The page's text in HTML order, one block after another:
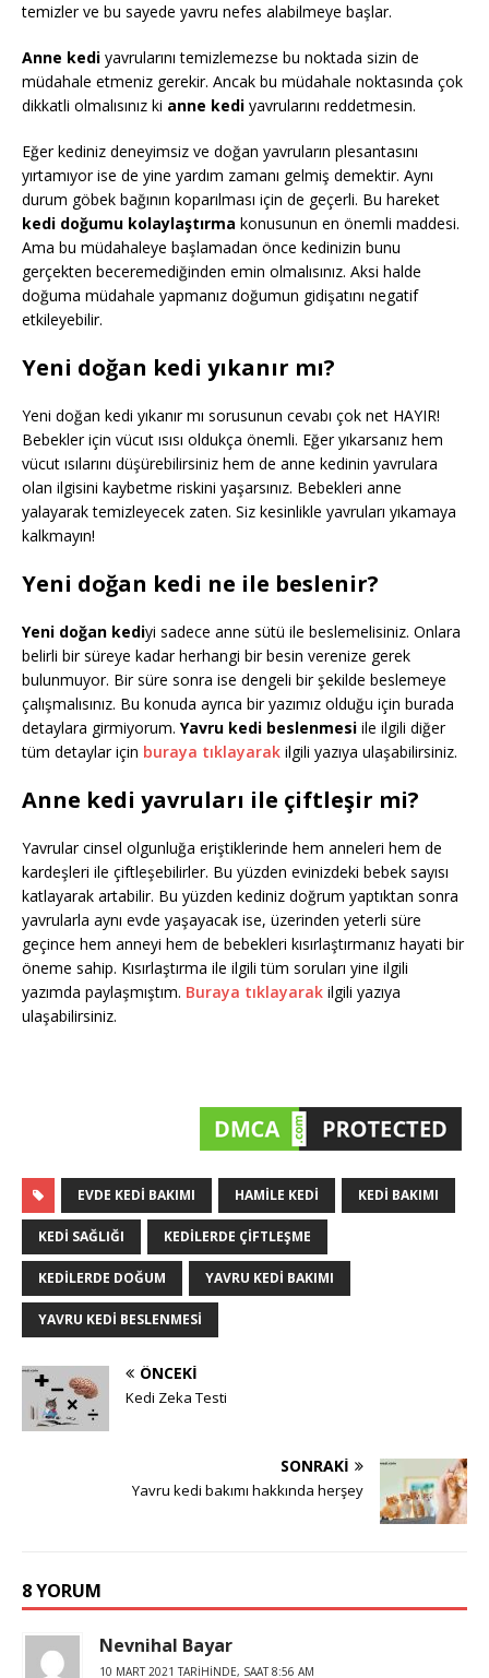
temizler ve bu sayede yavru nefes alabilmeye başlar.
Anne kedi yavrularını temizlemezse bu noktada sizin de
müdahale etmeniz gerekir. Ancak bu müdahale noktasında çok
dikkatli olmalısınız ki anne kedi yavrularını reddetmesin.
Eğer kediniz deneyimsiz ve doğan yavruların plesantasını
yırtamıyor ise de yine yardım zamanı gelmiş demektir. Aynı
durum göbek bağının koparılması için de geçerli. Bu hareket
kedi doğumu kolaylaştırma konusunun en önemli maddesi.
Ama bu müdahaleye başlamadan önce kedinizin bunu
gerçekten beceremediğinden emin olmalısınız. Aksi halde
doğuma müdahale yapmanız doğumun gidişatını negatif
etkileyebilir.
Yeni doğan kedi yıkanır mı?
Yeni doğan kedi yıkanır mı sorusunun cevabı çok net HAYIR!
Bebekler için vücut ısısı oldukça önemli. Eğer yıkarsanız hem
vücut ısılarını düşürebilirsiniz hem de anne kedinin yavrulara
olan ilgisini kaybetme riskini yaşarsınız. Bebekleri anne
yalayarak temizleyecek zaten. Siz kesinlikle yavruları yıkamaya
kalkmayın!
Yeni doğan kedi ne ile beslenir?
Yeni doğan kediyi sadece anne sütü ile beslemelisiniz. Onlara
belirli bir süreye kadar herhangi bir besin verenize gerek
bulunmuyor. Bir süre sonra ise dengeli bir şekilde beslemeye
çalışmalısınız. Bu konuda ayrıca bir yazımız olduğu için burada
detaylara girmiyorum. Yavru kedi beslenmesi ile ilgili diğer
tüm detaylar için buraya tıklayarak ilgili yazıya ulaşabilirsiniz.
Anne kedi yavruları ile çiftleşir mi?
Yavrular cinsel olgunluğa eriştiklerinde hem anneleri hem de
kardeşleri ile çiftleşebilirler. Bu yüzden evinizdeki bebek sayısı
katlayarak artabilir. Bu yüzden kediniz doğrum yaptıktan sonra
yavrularla aynı evde yaşayacak ise, üzerinden yeterli süre
geçince hem anneyi hem de bebekleri kısırlaştırmanız hayati bir
öneme sahip. Kısırlaştırma ile ilgili tüm soruları yine ilgili
yazımda paylaşmıştım. Buraya tıklayarak ilgili yazıya
ulaşabilirsiniz.
EVDE KEDI BAKIMI HAMILE KEDI KEDI BAKIMI
KEDI SAĞLIĞI KEDILERDE ÇIFTLEŞME
KEDILERDE DOĞUM YAVRU KEDI BAKIMI
YAVRU KEDI BESLENMESI
ÖNCEKI
Kedi Zeka Testi
SONRAKI
Yavru kedi bakımı hakkında herşey
8 YORUM
Nevnihal Bayar
10 MART 2021 TARIHINDE, SAAT 8:56 AM